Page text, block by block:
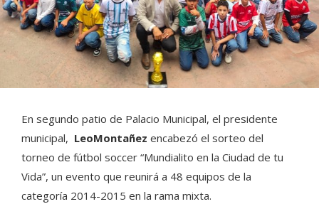
En segundo patio de Palacio Municipal, el presidente
municipal, LeoMontañez encabezó el sorteo del
torneo de fútbol soccer “Mundialito en la Ciudad de tu
Vida”, un evento que reunirá a 48 equipos de la
categoría 2014-2015 en la rama mixta.